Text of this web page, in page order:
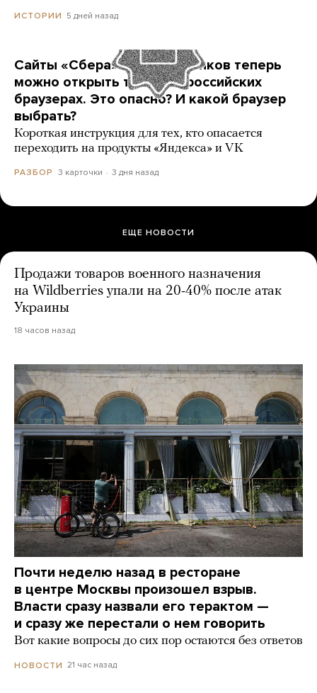
ИСТОРИИ 5 дней назад
Сайты «Сбера» и других банков теперь
можно открыть только в российских
браузерах. Это опасно? И какой браузер
выбрать?
Короткая инструкция для тех, кто опасается
переходить на продукты «Яндекса» и VK
РАЗБОР 3 карточки 3 дня назад
ЕЩЕ НОВОСТИ
Продажи товаров военного назначения
на Wildberries упали на 20-40% после атак
Украины
18 часов назад
Почти неделю назад в ресторане
в центре Москвы произошел взрыв.
Власти сразу назвали его терактом —
и сразу же перестали о нем говорить
Вот какие вопросы до сих пор остаются без ответов
НОВОСТИ 21 час назад